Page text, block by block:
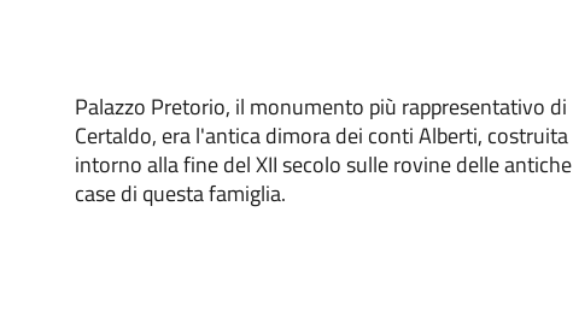
Palazzo Pretorio, il monumento più rappresentativo di
Certaldo, era l'antica dimora dei conti Alberti, costruita
intorno alla fine del XII secolo sulle rovine delle antiche
case di questa famiglia.